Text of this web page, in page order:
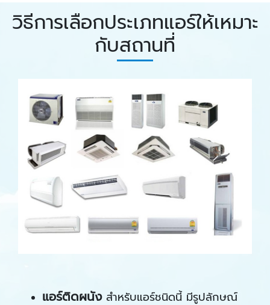
วิธีการเลือกประเภทแอร์ให้เหมาะ
กับสถานที่
แอร์ติดผนังสำหรับแอร์ชนิดนี้ มีรูปลักษณ์